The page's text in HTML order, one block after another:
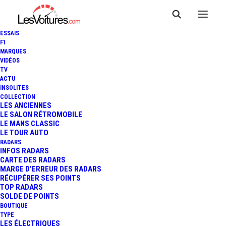
ESSAIS
F1
MARQUES
VIDÉOS
TV
ACTU
INSOLITES
COLLECTION
LES ANCIENNES
LE SALON RÉTROMOBILE
LE MANS CLASSIC
LE TOUR AUTO
RADARS
INFOS RADARS
CARTE DES RADARS
MARGE D’ERREUR DES RADARS
RÉCUPÉRER SES POINTS
TOP RADARS
SOLDE DE POINTS
BOUTIQUE
TYPE
LES ÉLECTRIQUES
9 juillet 2013
VIDÉO : JET PRIVÉ VS